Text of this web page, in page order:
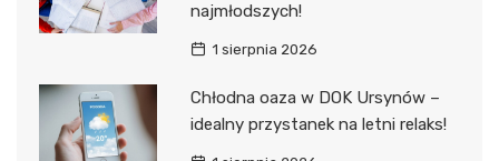
najmłodszych!
1 sierpnia 2026
Chłodna oaza w DOK Ursynów –
idealny przystanek na letni relaks!